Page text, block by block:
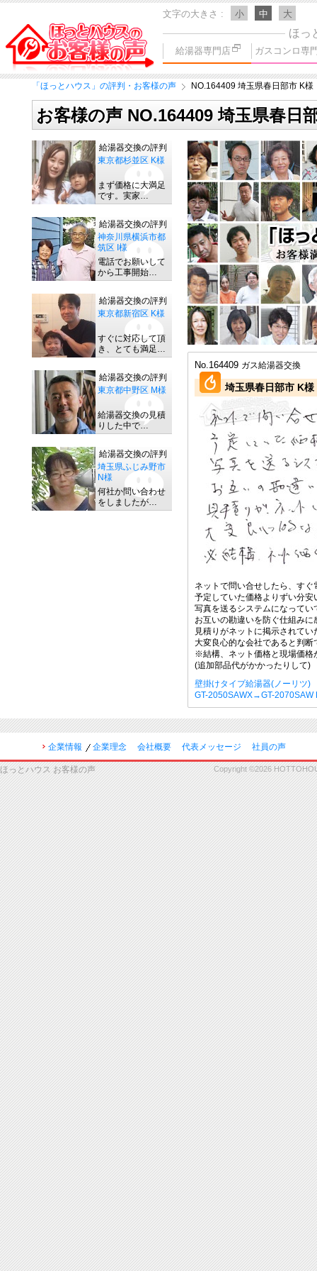
文字の大きさ 小 中 大
ほっ
給湯器専門店 ガスコンロ専
「ほっとハウス」の評判・お客様の声 NO.164409 埼玉県春日部市 K様
お客様の声 NO.164409 埼玉県春日
No.164409 ガス給湯器交換
埼玉県春日部市 K様
ネットで問い合せしたら、す
予定していた価格よりずい分
写真を送るシステムになって
お互いの勘違いを防ぐ仕組み
見積りがネットに掲示されて
大変良心的な会社であると判断
※結構、ネット価格と現場価格
(追加部品代がかかったりして)
壁掛けタイプ給湯器(ノーリツ)
GT-2050SAWX→GT-2070SAW
給湯器交換の評判
東京都杉並区 K様
まず価格に大満足
です。実家…
給湯器交換の評判
神奈川県横浜市都
筑区 I様
電話でお願いして
から工事開始…
給湯器交換の評判
東京都新宿区 K様
すぐに対応して頂
き、とても満足…
給湯器交換の評判
東京都中野区 M様
給湯器交換の見積
りした中で…
給湯器交換の評判
埼玉県ふじみ野市
N様
何社か問い合わせ
をしましたが…
企業情報 企業理念 会社概要 代表メッセージ 社員の声
ほっとハウス お客様の声 Copyright ©2026